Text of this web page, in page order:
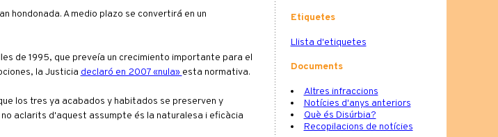
hondonada. A medio plazo se convertirá en un
de 1995, que preveía un crecimiento importante para el
la Justicia declaró en 2007 «nula» esta normativa.
los tres ya acabados y habitados se preserven y
aclarits d'aquest assumpte és la naturalesa i eficàcia
Etiquetes
Llista d'etiquetes
Documents
Altres infraccions
Notícies d'anys anteriors
Què és Disúrbia?
Recopilacions de notícies